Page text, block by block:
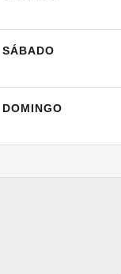
SÁBADO
DOMINGO